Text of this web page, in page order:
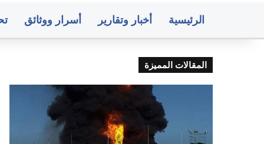
الرئيسية أخبار وتقارير أسرار ووثائق
المقالات المميزة
عن